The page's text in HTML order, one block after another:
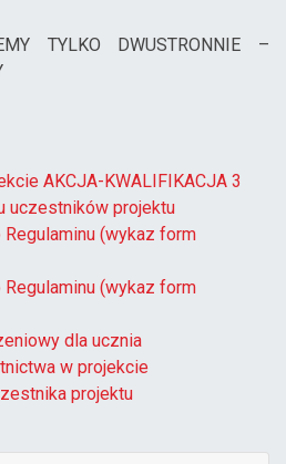
TYLKO DWUSTRONNIE –
AKCJA-KWALIFIKACJA 3
uczestników projektu
Regulaminu (wykaz form
Regulaminu (wykaz form
dla ucznia
w projekcie
projektu